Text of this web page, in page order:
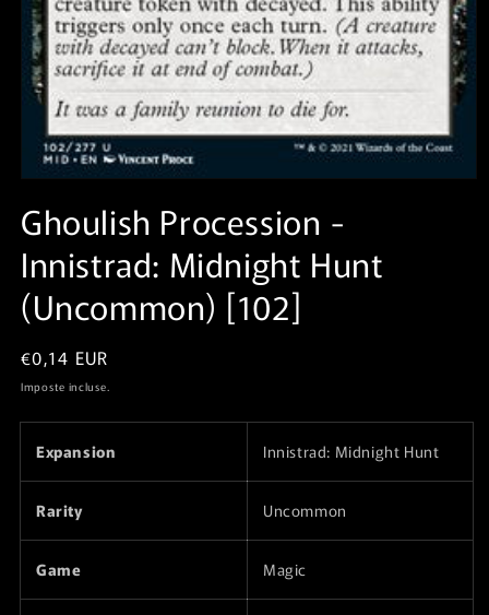
multimediali
1
in
finestra
Ghoulish Procession⁣ -
Innistrad: Midnight Hunt⁣
(Uncommon)⁣ [102]
Prezzo
di
€0,14 EUR
Imposte incluse.
Expansion Innistrad: Midnight Hunt
Rarity Uncommon
Game Magic